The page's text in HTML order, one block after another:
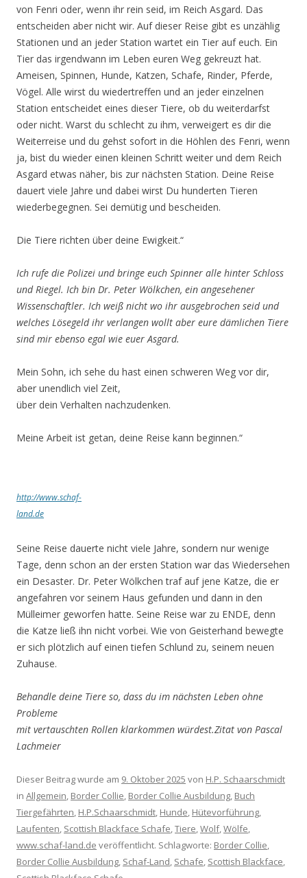
von Fenri oder, wenn ihr rein seid, im Reich Asgard. Das
entscheiden aber nicht wir. Auf dieser Reise gibt es unzählig
Stationen und an jeder Station wartet ein Tier auf euch. Ein
Tier das irgendwann im Leben euren Weg gekreuzt hat.
Ameisen, Spinnen, Hunde, Katzen, Schafe, Rinder, Pferde,
Vögel. Alle wirst du wiedertreffen und an jeder einzelnen
Station entscheidet eines dieser Tiere, ob du weiterdarfst
oder nicht. Warst du schlecht zu ihm, verweigert es dir die
Weiterreise und du gehst sofort in die Höhlen des Fenri, wenn
ja, bist du wieder einen kleinen Schritt weiter und dem Reich
Asgard etwas näher, bis zur nächsten Station. Deine Reise
dauert viele Jahre und dabei wirst Du hunderten Tieren
wiederbegegnen. Sei demütig und bescheiden.
Die Tiere richten über deine Ewigkeit.“
Ich rufe die Polizei und bringe euch Spinner alle hinter Schloss
und Riegel. Ich bin Dr. Peter Wölkchen, ein angesehener
Wissenschaftler. Ich weiß nicht wo ihr ausgebrochen seid und
welches Lösegeld ihr verlangen wollt aber eure dämlichen Tiere
sind mir ebenso egal wie euer Asgard.
Mein Sohn, ich sehe du hast einen schweren Weg vor dir,
aber unendlich viel Zeit,
über dein Verhalten nachzudenken.
Meine Arbeit ist getan, deine Reise kann beginnen.“
http://www.schaf-
land.de
Seine Reise dauerte nicht viele Jahre, sondern nur wenige
Tage, denn schon an der ersten Station war das Wiedersehen
ein Desaster. Dr. Peter Wölkchen traf auf jene Katze, die er
angefahren vor seinem Haus gefunden und dann in den
Mülleimer geworfen hatte. Seine Reise war zu ENDE, denn
die Katze ließ ihn nicht vorbei. Wie von Geisterhand bewegte
er sich plötzlich auf einen tiefen Schlund zu, seinem neuen
Zuhause.
Behandle deine Tiere so, dass du im nächsten Leben ohne
Probleme
mit vertauschten Rollen klarkommen würdest.Zitat von Pascal
Lachmeier
Dieser Beitrag wurde am 9. Oktober 2025 von H.P. Schaarschmidt
in Allgemein, Border Collie, Border Collie Ausbildung, Buch
Tiergefährten, H.P.Schaarschmidt, Hunde, Hütevorführung,
Laufenten, Scottish Blackface Schafe,Tiere,Wolf,Wölfe,
www.schaf-land.de veröffentlicht. Schlagworte: Border Collie,
Border Collie Ausbildung, Schaf-Land, Schafe, Scottish Blackface,